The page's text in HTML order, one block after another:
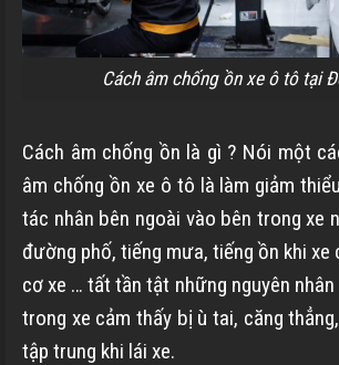
Cách âm chống ồn xe ô tô tại
Cách âm chống ồn là gì ? Nói một
âm chống ồn xe ô tô là làm giảm thiểu
tác nhân bên ngoài vào bên trong xe
đường phố, tiếng mưa, tiếng ồn khi xe
cơ xe … tất tần tật những nguyên
trong xe cảm thấy bị ù tai, căng
tập trung khi lái xe.